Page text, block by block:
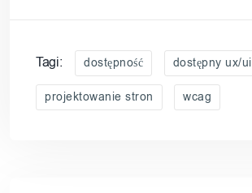
Tagi: dostępność dostępny ux/ui
projektowanie stron wcag